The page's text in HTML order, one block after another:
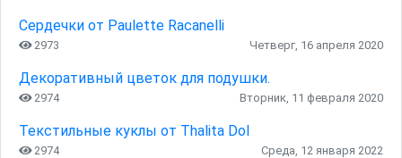
Сердечки от Paulette Racanelli
2973 Четверг, 16 апреля 2020
Декоративный цветок для подушки.
2974 Вторник, 11 февраля 2020
Текстильные куклы от Thalita Dol
2974 Среда, 12 января 2022